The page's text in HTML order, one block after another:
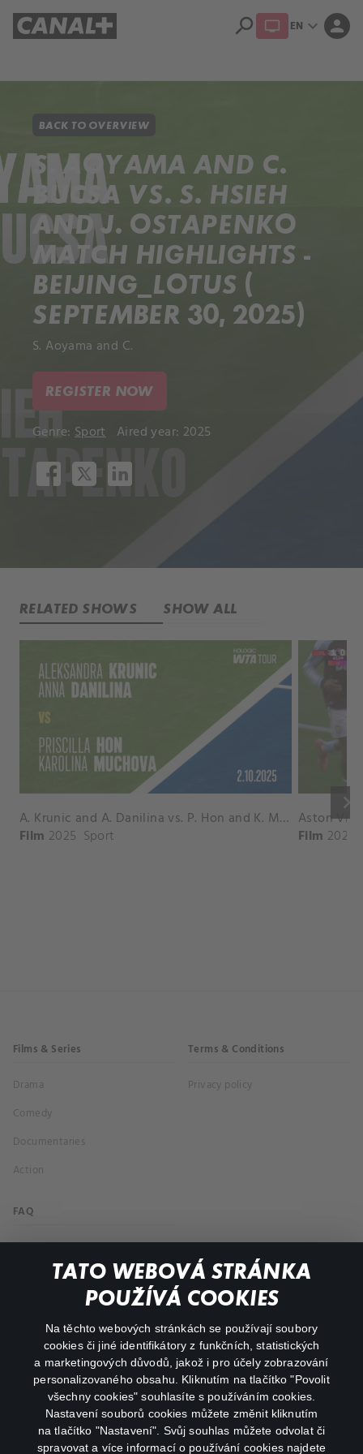
TATO WEBOVÁ STRÁNKA
POUŽÍVÁ COOKIES
Na těchto webových stránkách se používají soubory
cookies či jiné identifikátory z funkčních, statistických
a marketingových důvodů, jakož i pro účely zobrazování
personalizovaného obsahu. Kliknutím na tlačítko "Povolit
všechny cookies" souhlasíte s používáním cookies.
Nastavení souborů cookies můžete změnit kliknutím
na tlačítko "Nastavení". Svůj souhlas můžete odvolat či
spravovat a více informací o používání cookies najdete
search EN expand_more person
BACK TO OVERVIEW
S. AOYAMA AND C.
BUCSA VS. S. HSIEH
AND J. OSTAPENKO
MATCH HIGHLIGHTS -
BEIJING_LOTUS (
SEPTEMBER 30, 2025)
S. Aoyama and C.
REGISTER NOW
Genre: Sport Aired year: 2025
RELATED SHOWS SHOW ALL
keyboard_arrow_right
A. Krunic and A. Danilina vs. P. Hon and K. Muchova Match Highlights - BEIJING_Capital Group Diamond ( October 02, 2025)
Film 2025 Sport Film 2026
Films & Series
Drama
Comedy
Documentaries
Action
Terms & Conditions
Privacy policy
FAQ
My profile
facebookinstagram
youtube